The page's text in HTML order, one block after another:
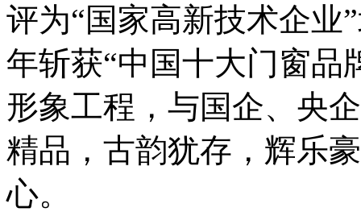
评为“国家高新技术企业
年斩获“中国十大门窗品
形象工程，与国企、央
精品，古韵犹存，辉乐
心。